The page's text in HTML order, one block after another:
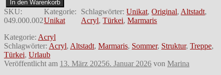
l
t
t
a
d
t
In den Warenkorb
SKU:
049.000.002
Kategorie:
Unikat
Schlagwörter:Unikat, Original, Altstadt
Acryl, Türkei, Marmaris
Kategorie: Acryl
Schlagwörter: Acryl, Altstadt, Marmaris, Sommer, Struktur, Treppe,
Türkei, Urlaub
Veröffentlicht am 13. März 20256. Januar 2026 von Marina